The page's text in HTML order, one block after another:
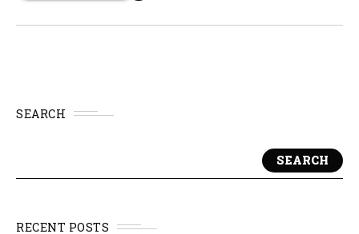
SEARCH
SEARCH
RECENT POSTS